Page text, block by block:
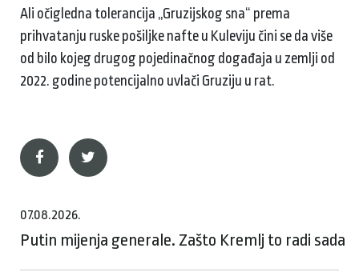
Ali očigledna tolerancija „Gruzijskog sna“ prema
prihvatanju ruske pošiljke nafte u Kuleviju čini se da više
od bilo kojeg drugog pojedinačnog događaja u zemlji od
2022. godine potencijalno uvlači Gruziju u rat.
07.08.2026.
Putin mijenja generale. Zašto Kremlj to radi sada